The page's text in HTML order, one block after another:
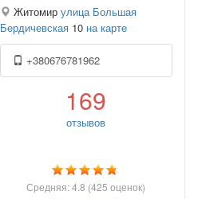
Житомир улица Большая
Бердичевская 10 на карте
+380676781962
169
отзывов
Средняя:4.8 (425 оценок)